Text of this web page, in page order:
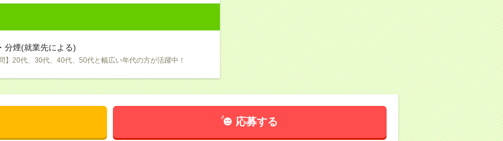
分煙(就業先による)
】20代、30代、40代、50代と幅広い年代の方が活躍中！
応募する